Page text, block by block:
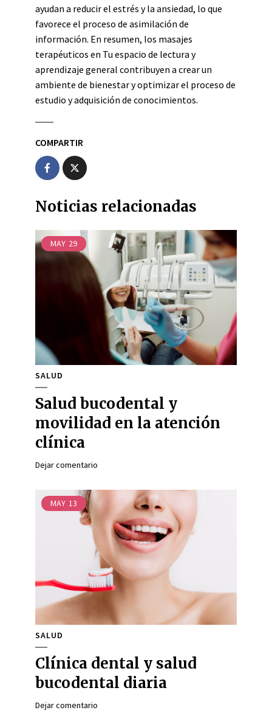
ayudan a reducir el estrés y la ansiedad, lo que
favorece el proceso de asimilación de
información. En resumen, los masajes
terapéuticos en Tu espacio de lectura y
aprendizaje general contribuyen a crear un
ambiente de bienestar y optimizar el proceso de
estudio y adquisición de conocimientos.
COMPARTIR
Noticias relacionadas
MAY 29
SALUD
Salud bucodental y
movilidad en la atención
clínica
Dejar comentario
MAY 13
SALUD
Clínica dental y salud
bucodental diaria
Dejar comentario